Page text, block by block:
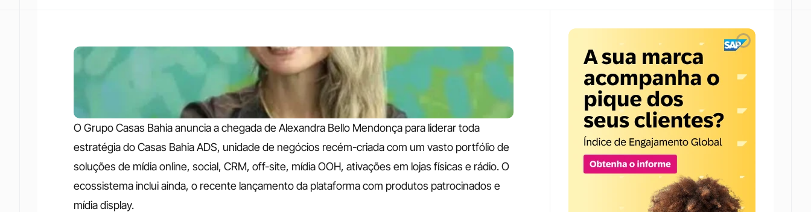
O Grupo Casas Bahia anuncia a chegada de Alexandra Bello Mendonça para liderar toda
estratégia do Casas Bahia ADS, unidade de negócios recém-criada com um vasto portfólio de
soluções de mídia online, social, CRM, off-site, mídia OOH, ativações em lojas físicas e rádio. O
ecossistema inclui ainda, o recente lançamento da plataforma com produtos patrocinados e
mídia display.